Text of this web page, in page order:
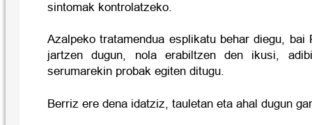
sintomak kontrolatzeko.
Azalpeko tratamendua esplikatu behar diegu,
jartzen dugun, nola erabiltzen den ikusi,
serumarekin probak egiten ditugu.
Berriz ere dena idatziz, tauletan eta ahal dugun